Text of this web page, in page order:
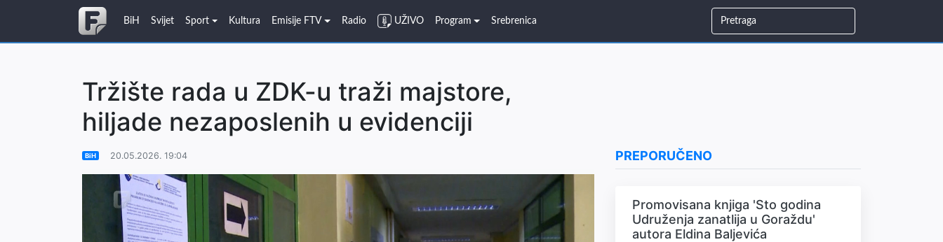
BiH Svijet Sport Kultura Emisije FTV Radio UŽIVO Program Srebrenica
Tržište rada u ZDK-u traži majstore,
hiljade nezaposlenih u evidenciji
BiH 20.05.2026. 19:04 PREPORUČENO
Promovisana knjiga 'Sto godina
Udruženja zanatlija u Goraždu'
autora Eldina Baljevića